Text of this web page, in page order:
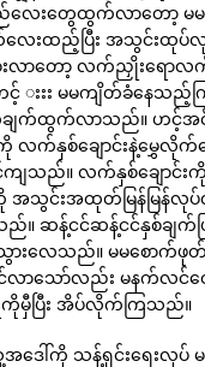
ေးတွေထွက်လာတော့ မမစ
းထည့်ပြီး အသွင်းထုပ်လု
လာတော့ လက်ညှိုးရောလ
းးး မမကျိတ်ခံနေသည့်က
က်ထွက်လာသည်။ ဟင့်အင်း
က်နှစ်ချောင်းနဲ့မွှေလိုက်
ကျသည်။ လက်နှစ်ချောင်း
ကို အသွင်းအထုတ်မြန်မြန်
ဆန့်ငင်ဆန့်ငင်နှစ်ချက်ဖြ
ားလေသည်။ မမစောက်ဖု
င်လာသော်လည်း မနက်လင်တ
ကိုမှီပြီး အိပ်လိုက်ကြသည်။
ေါ်ကို သန့်ရှင်းရေးလုပ် မ